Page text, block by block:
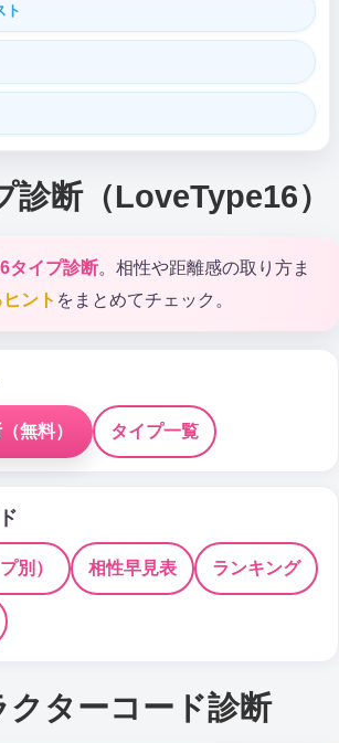
ト
診断（LoveType16）
タイプ診断。相性や距離感の取り方ま
ント をまとめてチェック。
無料） タイプ一覧
別） 相性早見表 ランキング
クターコード診断